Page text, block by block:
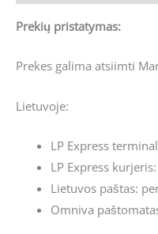
Prekių pristatymas:
Prekes galima atsiimti
Lietuvoje:
LP Express
LP Express
Lietuvos paštas:
Omniva